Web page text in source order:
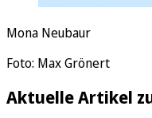
Mona Neubaur
Foto: Max Grönert
Aktuelle Artikel